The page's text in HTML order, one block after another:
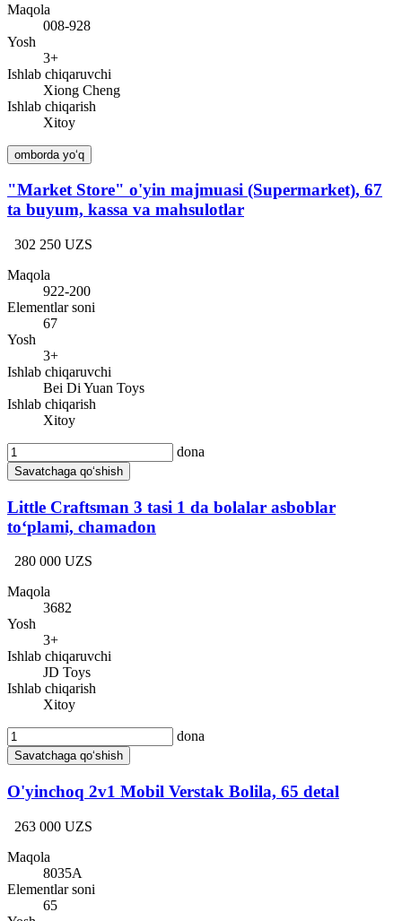
Maqola
008-928
Yosh
3+
Ishlab chiqaruvchi
Xiong Cheng
Ishlab chiqarish
Xitoy
omborda yo‘q
"Market Store" o'yin majmuasi (Supermarket), 67
ta buyum, kassa va mahsulotlar
302 250 UZS
Maqola
922-200
Elementlar soni
67
Yosh
3+
Ishlab chiqaruvchi
Bei Di Yuan Toys
Ishlab chiqarish
Xitoy
dona
Savatchaga qo‘shish
Little Craftsman 3 tasi 1 da bolalar asboblar
to‘plami, chamadon
280 000 UZS
Maqola
3682
Yosh
3+
Ishlab chiqaruvchi
JD Toys
Ishlab chiqarish
Xitoy
dona
Savatchaga qo‘shish
O'yinchoq 2v1 Mobil Verstak Bolila, 65 detal
263 000 UZS
Maqola
8035A
Elementlar soni
65